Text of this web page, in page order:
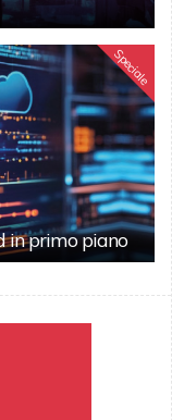
Speciale
in primo piano